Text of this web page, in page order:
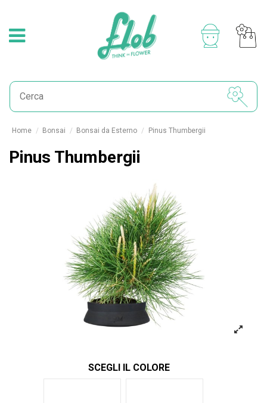
Home Bonsai Bonsai da Esterno Pinus Thumbergii
Pinus Thumbergii
SCEGLI IL COLORE